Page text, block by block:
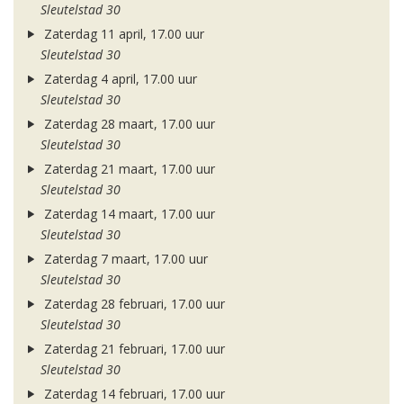
Sleutelstad 30
Zaterdag 11 april, 17.00 uur
Sleutelstad 30
Zaterdag 4 april, 17.00 uur
Sleutelstad 30
Zaterdag 28 maart, 17.00 uur
Sleutelstad 30
Zaterdag 21 maart, 17.00 uur
Sleutelstad 30
Zaterdag 14 maart, 17.00 uur
Sleutelstad 30
Zaterdag 7 maart, 17.00 uur
Sleutelstad 30
Zaterdag 28 februari, 17.00 uur
Sleutelstad 30
Zaterdag 21 februari, 17.00 uur
Sleutelstad 30
Zaterdag 14 februari, 17.00 uur